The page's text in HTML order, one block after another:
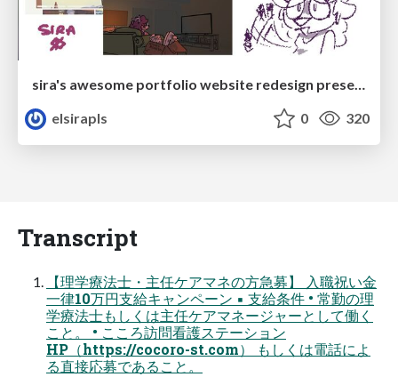
sira's awesome portfolio website redesign presentation
elsirapls
0 320
Transcript
【理学療法士・主任ケアマネの方急募】 入職祝い金
一律10万円支給キャンペーン ▪ 支給条件 • 常勤の理
学療法士もしくは主任ケアマネージャーとして働く
こと。 • こころ訪問看護ステーション
HP（https://cocoro-st.com） もしくは電話によ
る直接応募であること。